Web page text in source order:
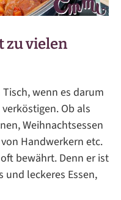
zu vielen
wenn es darum
Ob als
Weihnachtsessen
Handwerkern etc.
bewährt. Denn er ist
leckeres Essen,